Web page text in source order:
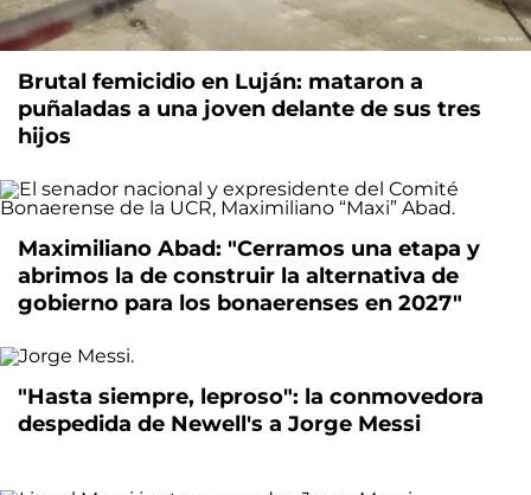
Brutal femicidio en Luján: mataron a
puñaladas a una joven delante de sus tres
hijos
Maximiliano Abad: "Cerramos una etapa y
abrimos la de construir la alternativa de
gobierno para los bonaerenses en 2027"
"Hasta siempre, leproso": la conmovedora
despedida de Newell's a Jorge Messi